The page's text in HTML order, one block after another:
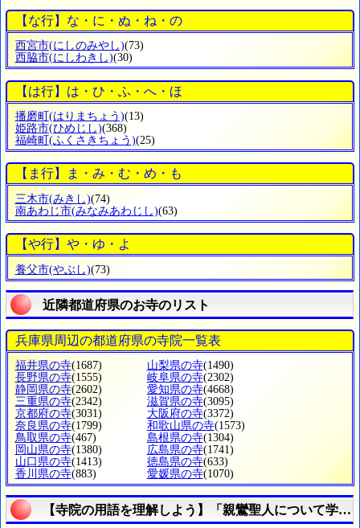
【な行】な・に・ぬ・ね・の
西宮市(にしのみやし)(73)
西脇市(にしわきし)(30)
【は行】は・ひ・ふ・へ・ほ
播磨町 (はりまちょう)(13)
姫路市(ひめじし)(368)
福崎町 (ふくさきちょう)(25)
【ま行】ま・み・む・め・も
三木市(みきし)(74)
南あわじ市(みなみあわじし)(63)
【や行】や・ゆ・よ
養父市(やぶし)(73)
近隣都道府県のお寺のリスト
兵庫県周辺の都道府県の寺院一覧表
福井県の寺(1687) 山梨県の寺(1490)
長野県の寺(1555) 岐阜県の寺(2302)
静岡県の寺(2602) 愛知県の寺(4668)
三重県の寺(2342) 滋賀県の寺(3095)
京都府の寺(3031) 大阪府の寺(3372)
奈良県の寺(1799) 和歌山県の寺(1573)
鳥取県の寺(467) 島根県の寺(1304)
岡山県の寺(1380) 広島県の寺(1741)
山口県の寺(1413) 徳島県の寺(633)
香川県の寺(883) 愛媛県の寺(1070)
【寺院の用語を理解しよう】「親鸞聖人について学ぶ